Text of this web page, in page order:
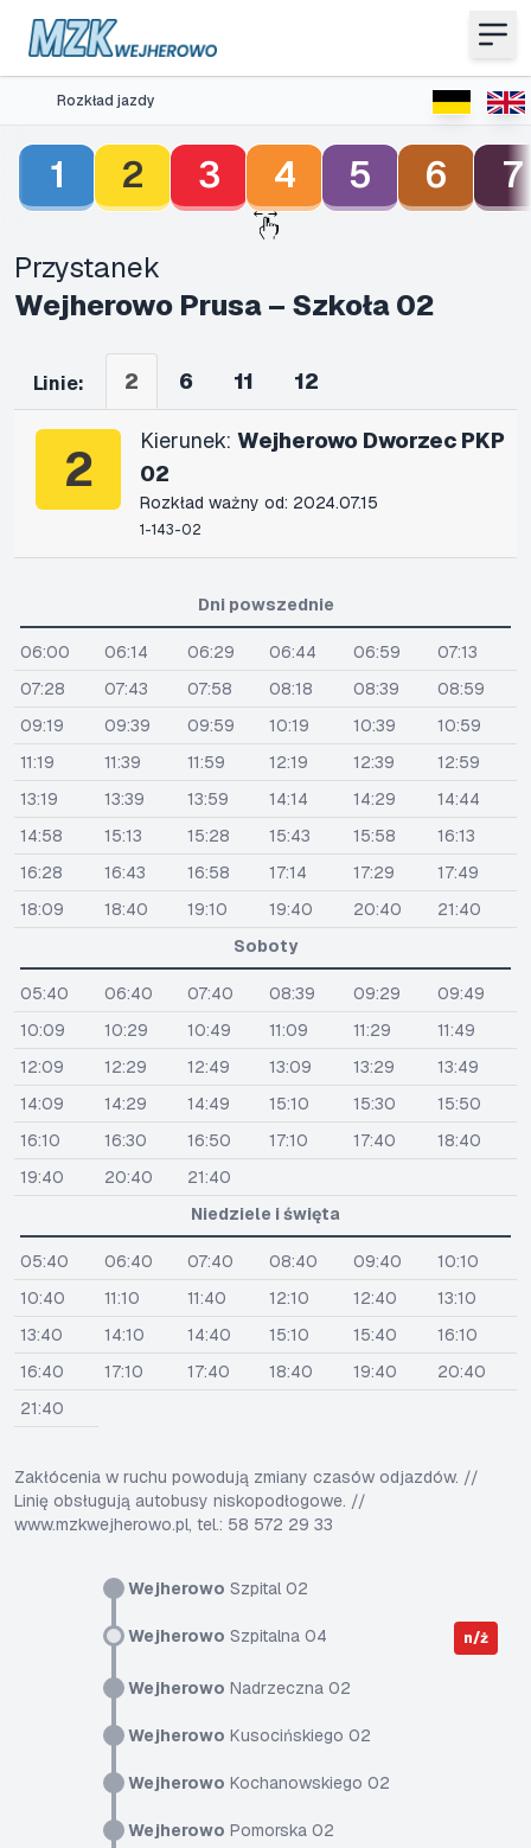
Rozkład jazdy
1 2 3 4 5 6 7
Przystanek
Wejherowo Prusa – Szkoła 02
Linie: 2 6 11 12
2 Kierunek: Wejherowo Dworzec PKP
02
Rozkład ważny od: 2024.07.15
1-143-02
Wejherowo Szpital 02
Wejherowo Szpitalna 04 n/ż
Wejherowo Nadrzeczna 02
Wejherowo Kusocińskiego 02
Wejherowo Kochanowskiego 02
Wejherowo Pomorska 02
Dni powszednie
06:00 06:14 06:29 06:44 06:59
07:13
07:28
07:43 07:58 08:18 08:39
08:59
09:19
09:39 09:59 10:19 10:39
10:59
11:19
11:39 11:59 12:19 12:39
12:59
13:19
13:39 13:59 14:14 14:29
14:44
14:58
15:13 15:28 15:43 15:58
16:13
16:28
16:43 16:58 17:14 17:29
17:49
18:09
18:40 19:10 19:40 20:40
21:40
Soboty
05:40 06:40 07:40 08:39 09:29
09:49
10:09
10:29 10:49 11:09 11:29
11:49
12:09
12:29 12:49 13:09 13:29
13:49
14:09
14:29 14:49 15:10 15:30
15:50
16:10
16:30 16:50 17:10 17:40
18:40
19:40
20:40
21:40
Niedziele i święta
05:40 06:40 07:40 08:40 09:40
10:10
10:40
11:10 11:40 12:10 12:40
13:10
13:40
14:10 14:40 15:10 15:40
16:10
16:40
17:10 17:40 18:40 19:40
20:40
21:40
Zakłócenia w ruchu powodują zmiany czasów odjazdów. //
Linię obsługują autobusy niskopodłogowe. //
www.mzkwejherowo.pl, tel.: 58 572 29 33